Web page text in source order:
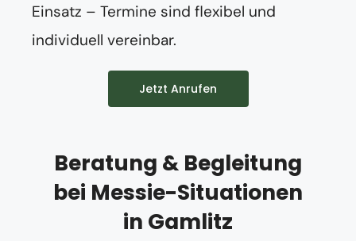
Einsatz – Termine sind flexibel und
individuell vereinbar.
Jetzt Anrufen
Beratung & Begleitung
bei Messie-Situationen
in Gamlitz